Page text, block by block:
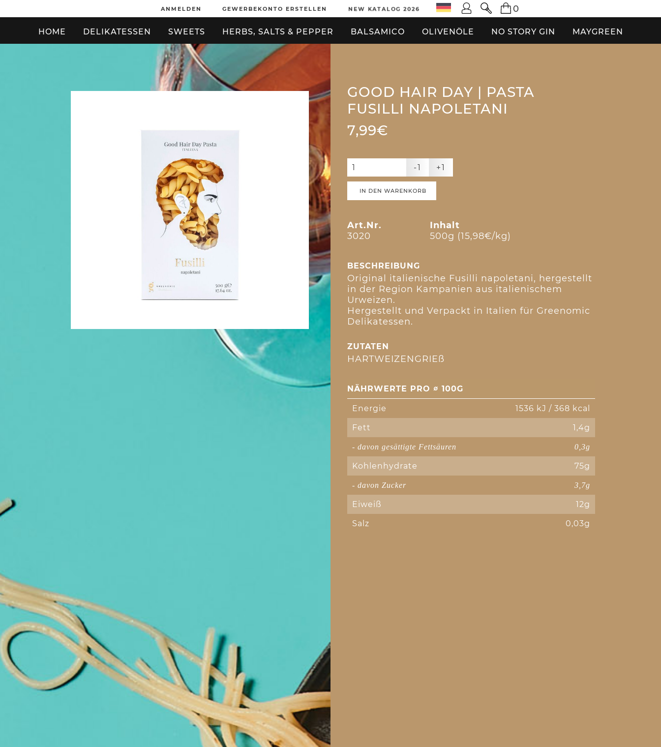
ANMELDEN GEWERBEKONTO ERSTELLEN NEW KATALOG 2026 0
HOME DELIKATESSEN SWEETS HERBS, SALTS & PEPPER BALSAMICO OLIVENÖLE NO STORY GIN MAYGREEN
GOOD HAIR DAY | PASTA
FUSILLI NAPOLETANI
7,99€
-1 +1
IN DEN WARENKORB
Art.Nr.
3020
Inhalt
500g (15,98€/kg)
BESCHREIBUNG
Original italienische Fusilli napoletani, hergestellt
in der Region Kampanien aus italienischem
Urweizen.
Hergestellt und Verpackt in Italien für Greenomic
Delikatessen.
ZUTATEN
HARTWEIZENGRIEß
NÄHRWERTE PRO ∅ 100G
Energie 1536 kJ / 368 kcal
Fett 1,4g
- davon gesättigte Fettsäuren 0,3g
Kohlenhydrate 75g
- davon Zucker 3,7g
Eiweiß 12g
Salz 0,03g